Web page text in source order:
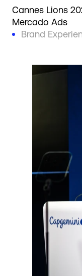
Cannes Lions
Mercado Ads
Brand